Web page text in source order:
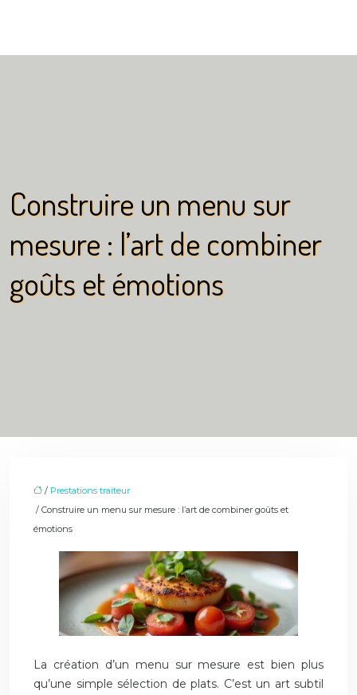
Construire un menu sur
mesure : l’art de combiner
goûts et émotions
/ Prestations traiteur
/ Construire un menu sur mesure : l’art de combiner goûts et
émotions
La création d’un menu sur mesure est bien plus
qu’une simple sélection de plats. C’est un art subtil